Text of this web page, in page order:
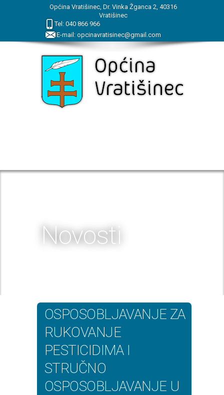
Općina Vratišinec, Dr. Vinka Žganca 2, 40316
Vratišinec
Tel: 040 866 966
E-mail: opcinavratisinec@gmail.com
Novosti
OSPOSOBLJAVANJE ZA
RUKOVANJE
PESTICIDIMA I
STRUČNO
OSPOSOBLJAVANJE U